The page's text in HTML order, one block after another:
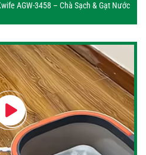
AGW-3458 – Chà Sạch & Gạt Nước